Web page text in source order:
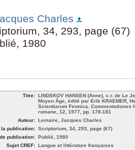
Charles
34, 293, page (67)
1980
Titre: LINDSKOV HANSEN (Anne), c.r. de Le
Moyen Âge, édité par Erik KRAEMER,
Scientiarum Fennica. Commentationes
romane, 12, 1977, pp. 178-181
Auteur: Lemaire, Jacques Charles
publication: Scriptorium, 34, 293, page (67)
publication: Publié, 1980
Sujet CREF: Langue et littérature françaises